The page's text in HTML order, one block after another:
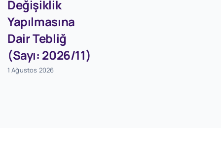
Değişiklik
Yapılmasına
Dair Tebliğ
(Sayı: 2026/11)
1 Ağustos 2026